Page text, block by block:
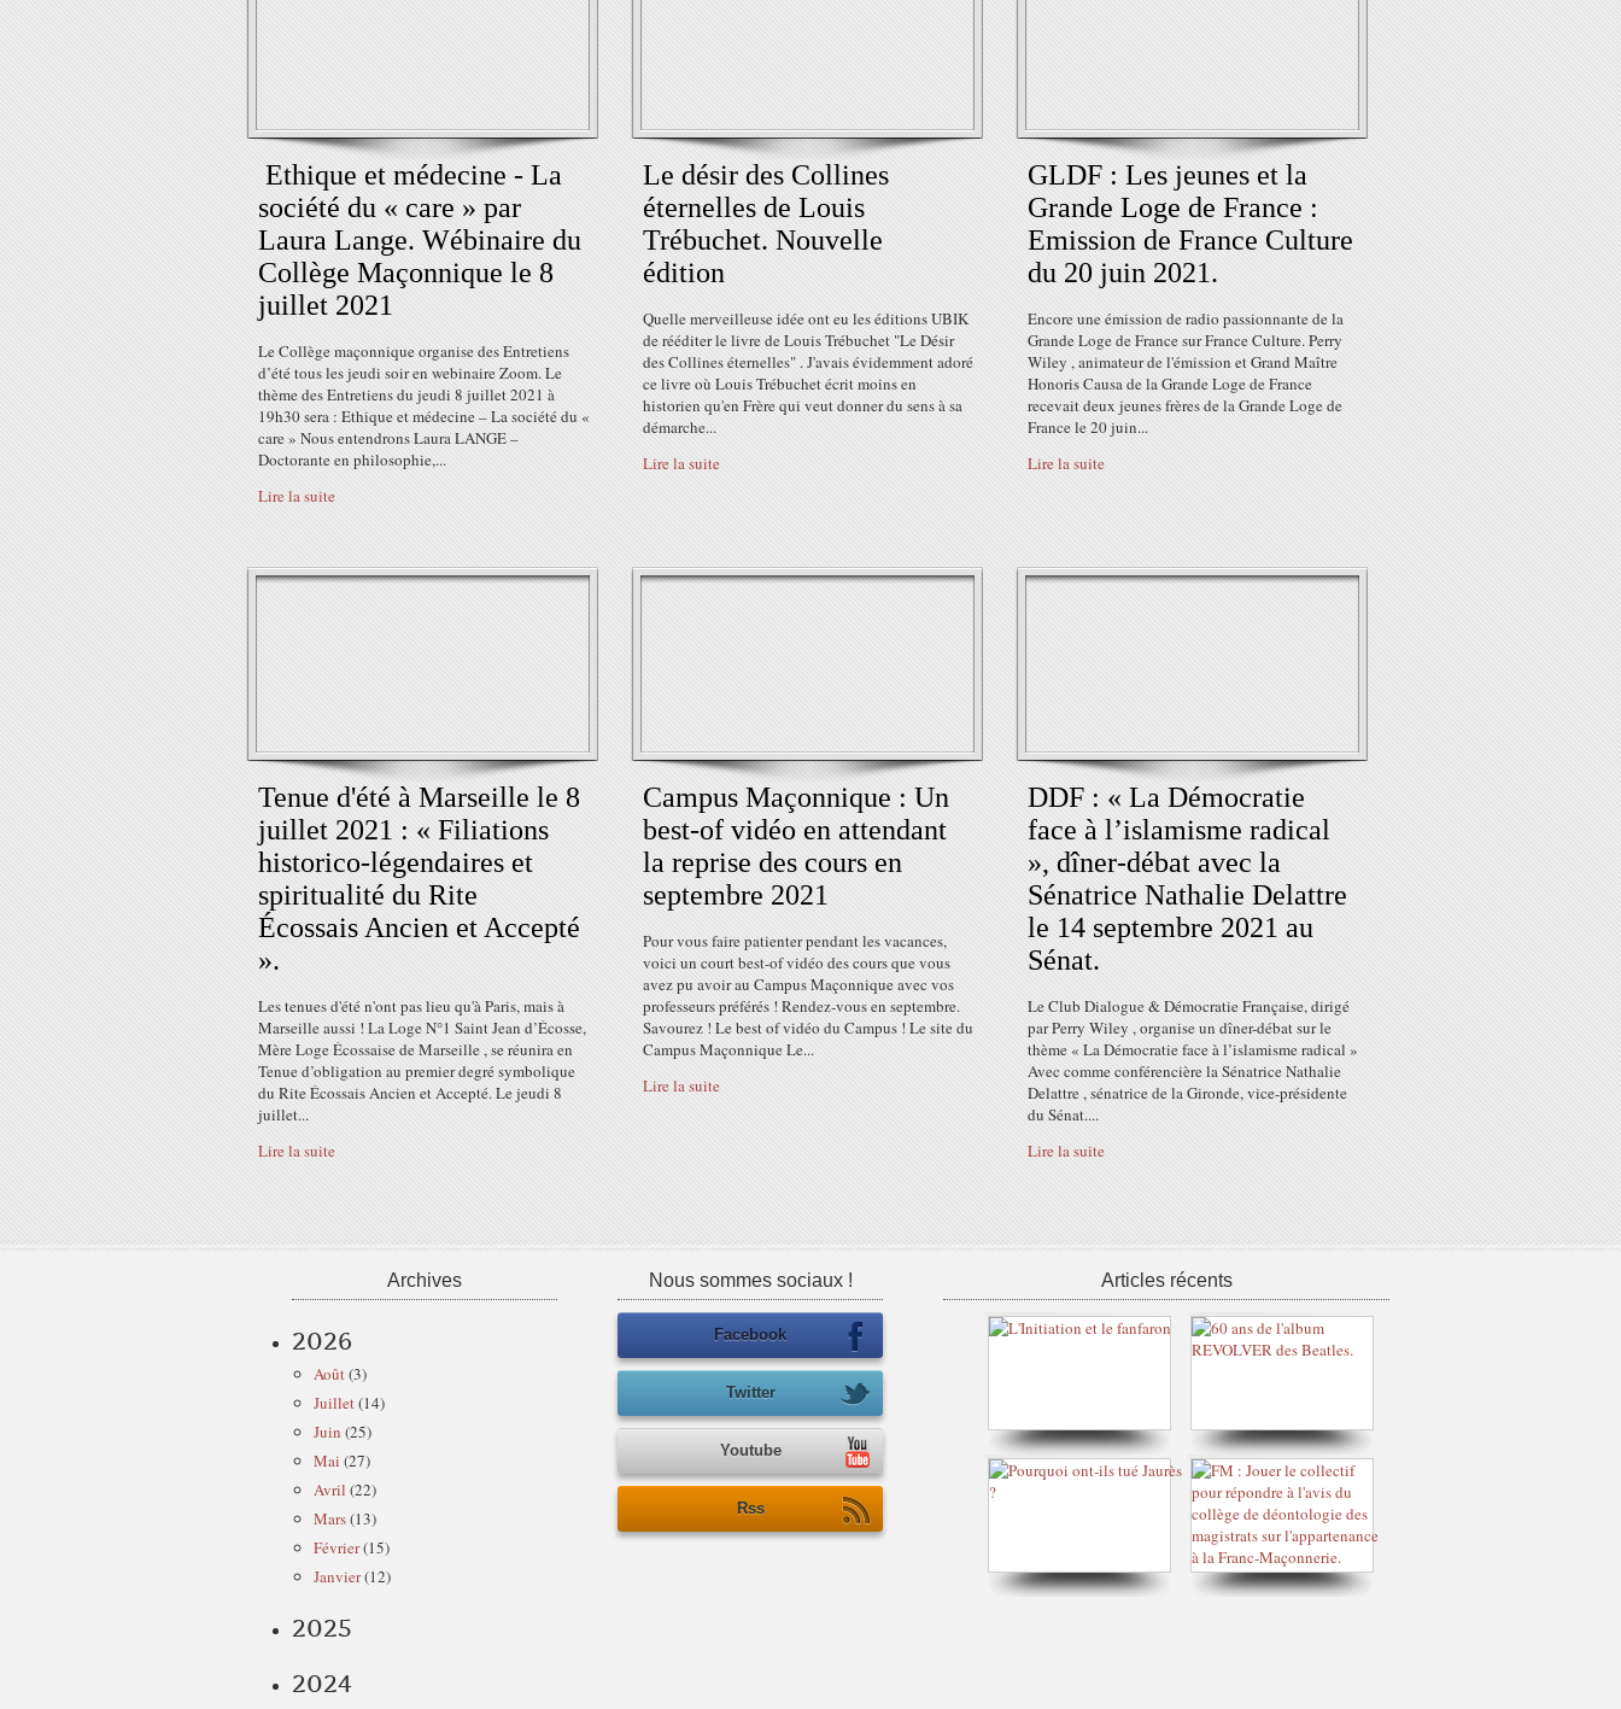
Ethique et médecine - La
société du « care » par
Laura Lange. Wébinaire du
Collège Maçonnique le 8
juillet 2021
Le Collège maçonnique organise des Entretiens
d’été tous les jeudi soir en webinaire Zoom. Le
thème des Entretiens du jeudi 8 juillet 2021 à
19h30 sera : Ethique et médecine – La société du «
care » Nous entendrons Laura LANGE –
Doctorante en philosophie,...
Lire la suite
Le désir des Collines
éternelles de Louis
Trébuchet. Nouvelle
édition
Quelle merveilleuse idée ont eu les éditions UBIK
de rééditer le livre de Louis Trébuchet "Le Désir
des Collines éternelles" . J'avais évidemment adoré
ce livre où Louis Trébuchet écrit moins en
historien qu'en Frère qui veut donner du sens à sa
démarche...
Lire la suite
GLDF : Les jeunes et la
Grande Loge de France :
Emission de France Culture
du 20 juin 2021.
Encore une émission de radio passionnante de la
Grande Loge de France sur France Culture. Perry
Wiley , animateur de l'émission et Grand Maître
Honoris Causa de la Grande Loge de France
recevait deux jeunes frères de la Grande Loge de
France le 20 juin...
Lire la suite
Tenue d'été à Marseille le 8
juillet 2021 : « Filiations
historico-légendaires et
spiritualité du Rite
Écossais Ancien et Accepté
».
Les tenues d'été n'ont pas lieu qu'à Paris, mais à
Marseille aussi ! La Loge N°1 Saint Jean d’Écosse,
Mère Loge Écossaise de Marseille , se réunira en
Tenue d’obligation au premier degré symbolique
du Rite Écossais Ancien et Accepté. Le jeudi 8
juillet...
Lire la suite
Campus Maçonnique : Un
best-of vidéo en attendant
la reprise des cours en
septembre 2021
Pour vous faire patienter pendant les vacances,
voici un court best-of vidéo des cours que vous
avez pu avoir au Campus Maçonnique avec vos
professeurs préférés ! Rendez-vous en septembre.
Savourez ! Le best of vidéo du Campus ! Le site du
Campus Maçonnique Le...
Lire la suite
DDF : « La Démocratie
face à l’islamisme radical
», dîner-débat avec la
Sénatrice Nathalie Delattre
le 14 septembre 2021 au
Sénat.
Le Club Dialogue & Démocratie Française, dirigé
par Perry Wiley , organise un dîner-débat sur le
thème « La Démocratie face à l’islamisme radical »
Avec comme conférencière la Sénatrice Nathalie
Delattre , sénatrice de la Gironde, vice-présidente
du Sénat....
Lire la suite
Archives
2026
Août(3)
Juillet(14)
Juin (25)
Mai (27)
Avril (22)
Mars(13)
Février(15)
Janvier(12)
2025
2024
Nous sommes sociaux !
Facebook
Twitter
Youtube
Rss
Articles récents